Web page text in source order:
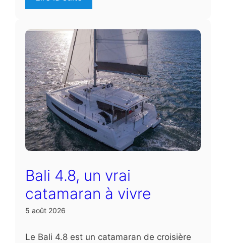
Bali 4.8, un vrai
catamaran à vivre
5 août 2026
Le Bali 4.8 est un catamaran de croisière